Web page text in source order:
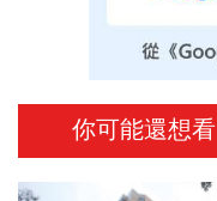
你可能還想看